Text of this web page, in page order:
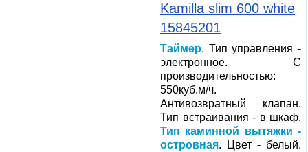
Kamilla slim 600 white
15845201
Таймер. Тип управления -
электронное. С
производительностью:
550куб.м/ч.
Антивозвратный клапан.
Тип встраивания - в шкаф.
Тип каминной вытяжки -
островная. Цвет - белый.